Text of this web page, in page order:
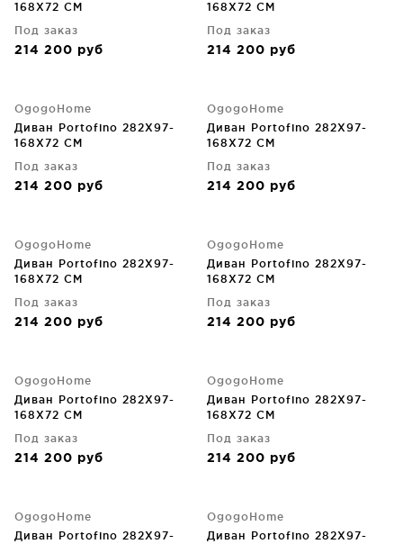
168X72 CM
Под заказ
214 200 руб
168X72 CM
Под заказ
214 200 руб
OgogoHome
Диван Portofino 282X97-
168X72 CM
Под заказ
214 200 руб
OgogoHome
Диван Portofino 282X97-
168X72 CM
Под заказ
214 200 руб
OgogoHome
Диван Portofino 282X97-
168X72 CM
Под заказ
214 200 руб
OgogoHome
Диван Portofino 282X97-
168X72 CM
Под заказ
214 200 руб
OgogoHome
Диван Portofino 282X97-
168X72 CM
Под заказ
214 200 руб
OgogoHome
Диван Portofino 282X97-
168X72 CM
Под заказ
214 200 руб
OgogoHome
Диван Portofino 282X97-
OgogoHome
Диван Portofino 282X97-